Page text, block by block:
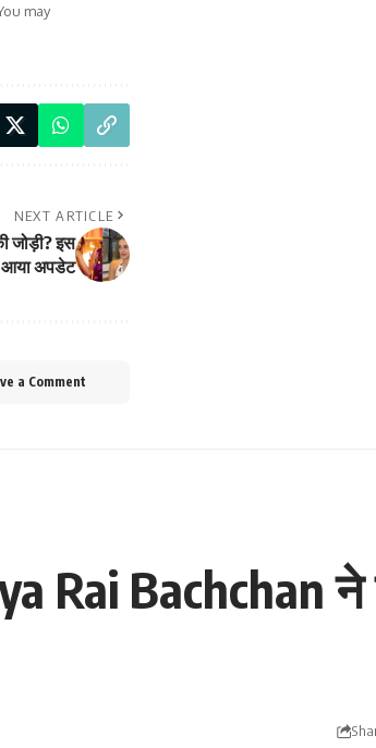
may
NEXT ARTICLE
जोड़ी? इस
आया अपडेट
a Comment
Rai Bachchan ने